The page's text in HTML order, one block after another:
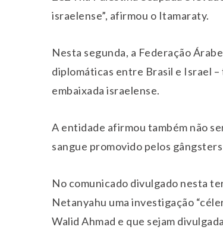
israelense”, afirmou o Itamaraty.
Nesta segunda, a Federação
diplomáticas entre Brasil e Israel
embaixada israelense.
A entidade afirmou também não
sangue promovido pelos gângsters
No comunicado divulgado nesta
Netanyahu uma investigação
Walid Ahmad e que sejam